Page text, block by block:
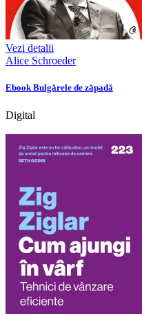
Vezi detalii
Alice Schroeder
Ebook Bulgărele de zăpadă
Digital